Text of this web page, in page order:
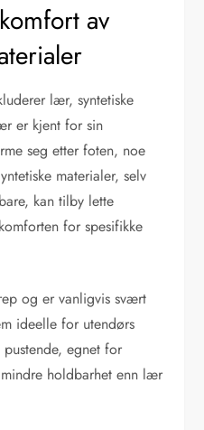
av
lær, syntetiske
er kjent for sin
seg etter foten, noe
materialer, selv
kan tilby lette
for spesifikke
og er vanligvis svært
ideelle for utendørs
egnet for
holdbarhet enn lær